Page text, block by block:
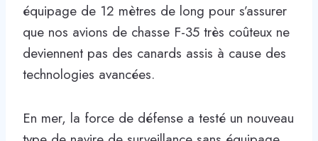
équipage de 12 mètres de long pour s’assurer
que nos avions de chasse F-35 très coûteux ne
deviennent pas des canards assis à cause des
technologies avancées.
En mer, la force de défense a testé un nouveau